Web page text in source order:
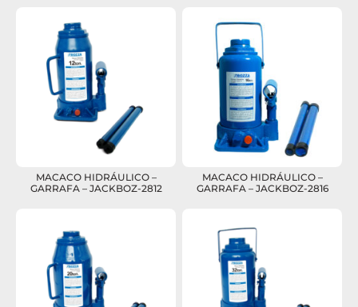
MACACO HIDRÁULICO –
GARRAFA – JACKBOZ-2812
MACACO HIDRÁULICO –
GARRAFA – JACKBOZ-2816